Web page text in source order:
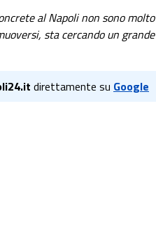
al Napoli non sono
sta cercando un
direttamente su Google